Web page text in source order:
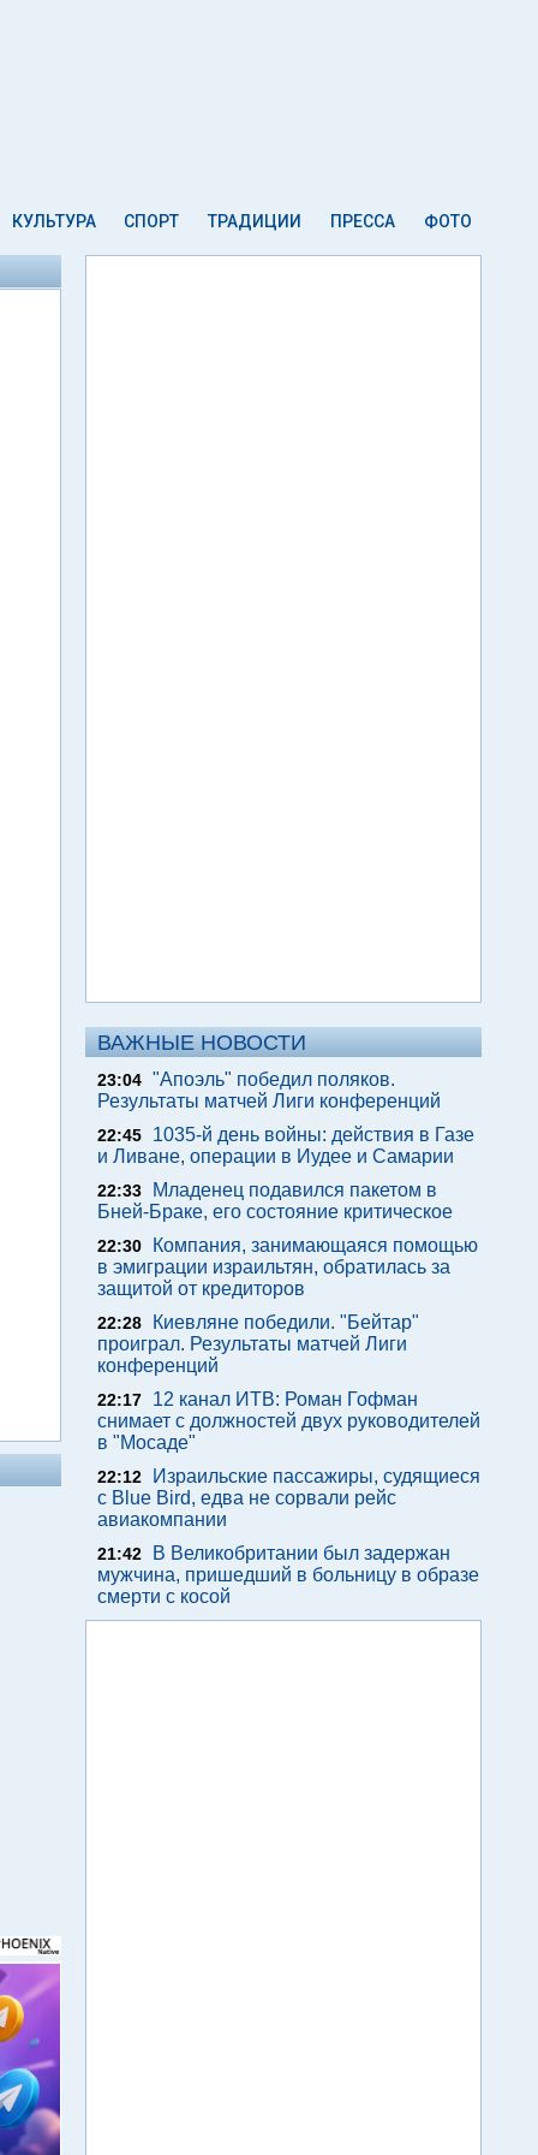
КУЛЬТУРА СПОРТ ТРАДИЦИИ ПРЕССА ФОТО
ВАЖНЫЕ НОВОСТИ
23:04 "Апоэль" победил поляков.
Результаты матчей Лиги конференций
22:45
1035-й день войны: действия в Газе
и Ливане, операции в Иудее и Самарии
22:33
Младенец подавился пакетом в
Бней-Браке, его состояние критическое
22:30
Компания, занимающаяся помощью
в эмиграции израильтян, обратилась за
защитой от кредиторов
22:28
Киевляне победили. "Бейтар"
проиграл. Результаты матчей Лиги
конференций
22:17
12 канал ИТВ: Роман Гофман
снимает с должностей двух руководителей
в "Мосаде"
22:12
Израильские пассажиры, судящиеся
с Blue Bird, едва не сорвали рейс
авиакомпании
21:42
В Великобритании был задержан
мужчина, пришедший в больницу в образе
смерти с косой